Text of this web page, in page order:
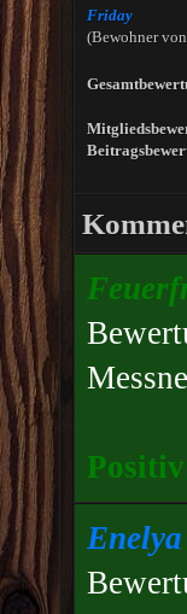
Friday
(Bewohner
Enelya